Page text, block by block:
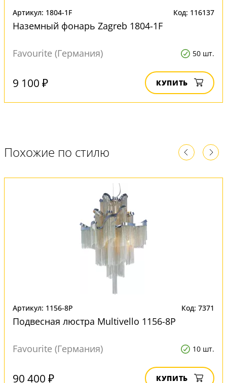
Артикул: 1804-1F Код: 116137
Наземный фонарь Zagreb 1804-1F
Favourite (Германия) 50 шт.
9 100 ₽ КУПИТЬ
Похожие по стилю
Артикул: 1156-8P Код: 7371
Подвесная люстра Multivello 1156-8P
Favourite (Германия) 10 шт.
90 400 ₽ КУПИТЬ